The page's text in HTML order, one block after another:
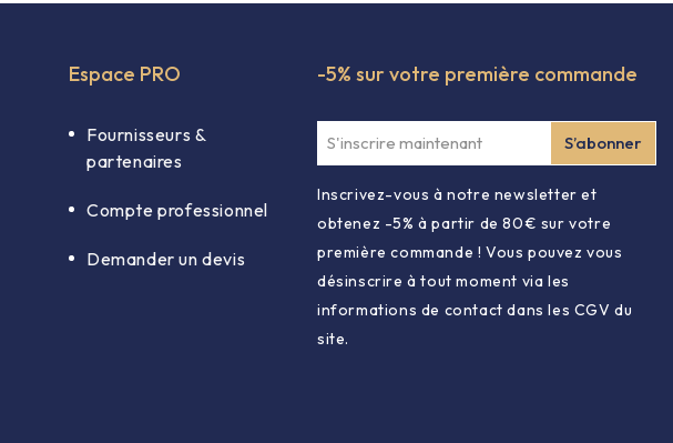
Espace PRO
Fournisseurs &
partenaires
Compte professionnel
Demander un devis
-5% sur votre première commande
Inscrivez-vous à notre newsletter et
obtenez -5% à partir de 80€ sur votre
première commande ! Vous pouvez vous
désinscrire à tout moment via les
informations de contact dans les CGV du
site.